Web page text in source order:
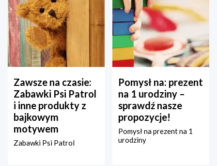
Zawsze na czasie:
Zabawki Psi Patrol
i inne produkty z
bajkowym
motywem
Zabawki Psi Patrol
Pomysł na: prezent
na 1 urodziny –
sprawdź nasze
propozycje!
Pomysł na prezent na 1
urodziny